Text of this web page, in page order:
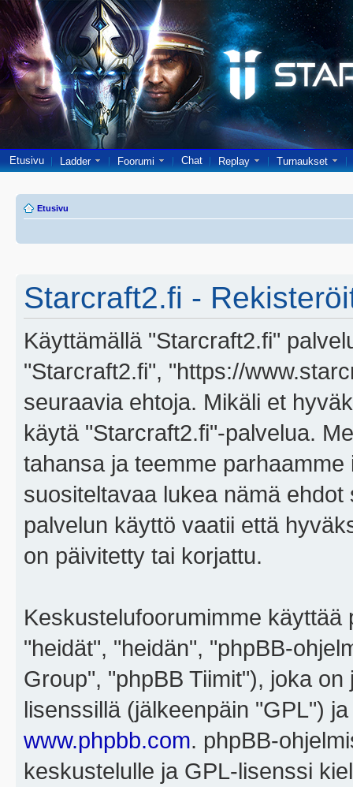
Etusivu Ladder Foorumi Chat Replay Turnaukset
Etusivu
Starcraft2.fi -
Käyttämällä "Starcraft2.fi"
"Starcraft2.fi", "https://
seuraavia ehtoja. Mikäli et
käytä "Starcraft2.fi"-palvelua.
tahansa ja teemme
suositeltavaa lukea nämä
palvelun käyttö vaatii että
on päivitetty tai korjattu.
Keskustelufoorumimme
"heidät", "heidän", "phpBB-
Group", "phpBB Tiimit"), joka on
lisenssillä (jälkeenpäin "GPL")
www.phpbb.com. phpBB-
keskustelulle ja GPL-lisenssi